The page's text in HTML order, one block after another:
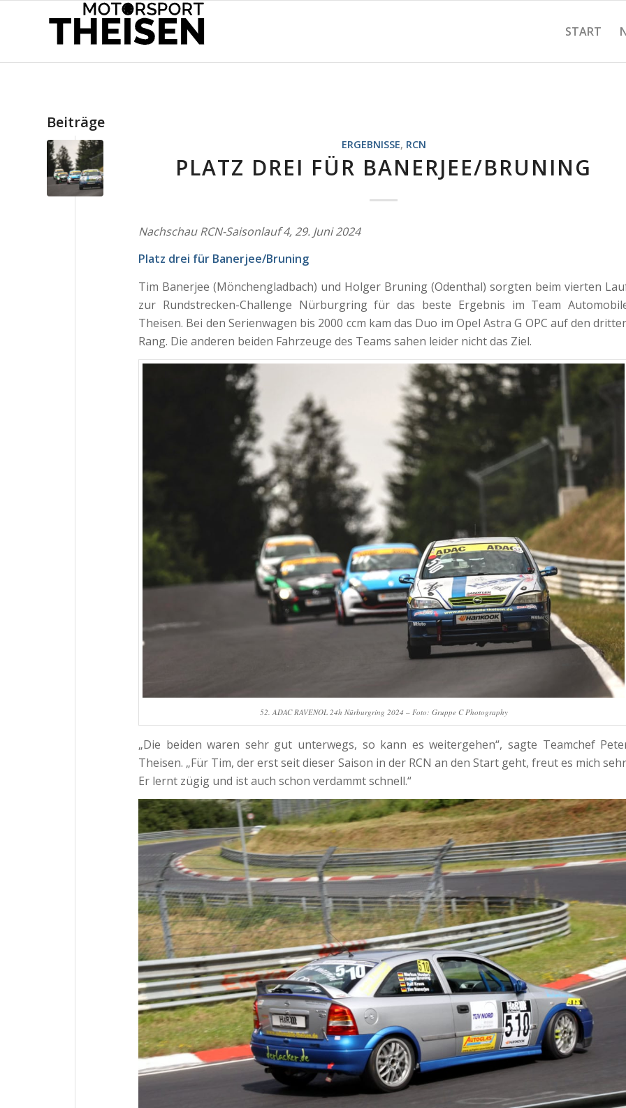
START
Beiträge
ERGEBNISSE, RCN
PLATZ DREI FÜR BANERJEE/BRUNING
Nachschau RCN-Saisonlauf 4, 29. Juni 2024
Platz drei für Banerjee/Bruning
Tim Banerjee (Mönchengladbach) und Holger Bruning (Odenthal) sorgten beim vierten
zur Rundstrecken-Challenge Nürburgring für das beste Ergebnis im Team
Theisen. Bei den Serienwagen bis 2000 ccm kam das Duo im Opel Astra G OPC auf den
Rang. Die anderen beiden Fahrzeuge des Teams sahen leider nicht das Ziel.
52. ADAC RAVENOL 24h Nürburgring 2024 – Foto: Gruppe C Photography
„Die beiden waren sehr gut unterwegs, so kann es weitergehen“, sagte Teamchef
Theisen. „Für Tim, der erst seit dieser Saison in der RCN an den Start geht, freut es mich
Er lernt zügig und ist auch schon verdammt schnell.“